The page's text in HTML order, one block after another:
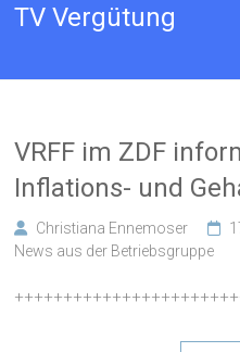
TV Vergütung
VRFF im ZDF
Inflations- und
Christiana Ennemoser
News aus der Betriebsgruppe